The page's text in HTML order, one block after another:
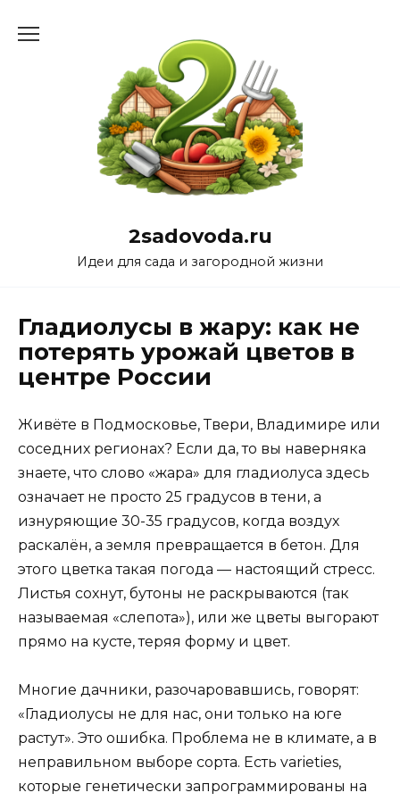
2sadovoda.ru
Идеи для сада и загородной жизни
Гладиолусы в жару: как не
потерять урожай цветов в
центре России
Живёте в Подмосковье, Твери, Владимире или
соседних регионах? Если да, то вы наверняка
знаете, что слово «жара» для гладиолуса здесь
означает не просто 25 градусов в тени, а
изнуряющие 30-35 градусов, когда воздух
раскалён, а земля превращается в бетон. Для
этого цветка такая погода — настоящий стресс.
Листья сохнут, бутоны не раскрываются (так
называемая «слепота»), или же цветы выгорают
прямо на кусте, теряя форму и цвет.
Многие дачники, разочаровавшись, говорят:
«Гладиолусы не для нас, они только на юге
растут». Это ошибка. Проблема не в климате, а в
неправильном выборе сорта. Есть varieties,
которые генетически запрограммированы на